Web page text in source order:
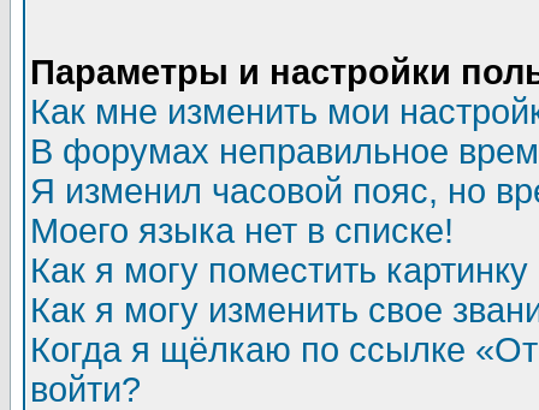
Параметры и настройки
Как мне изменить мои
В форумах неправильное
Я изменил часовой пояс, но
Моего языка нет в списке!
Как я могу поместить
Как я могу изменить свое
Когда я щёлкаю по ссылке
войти?